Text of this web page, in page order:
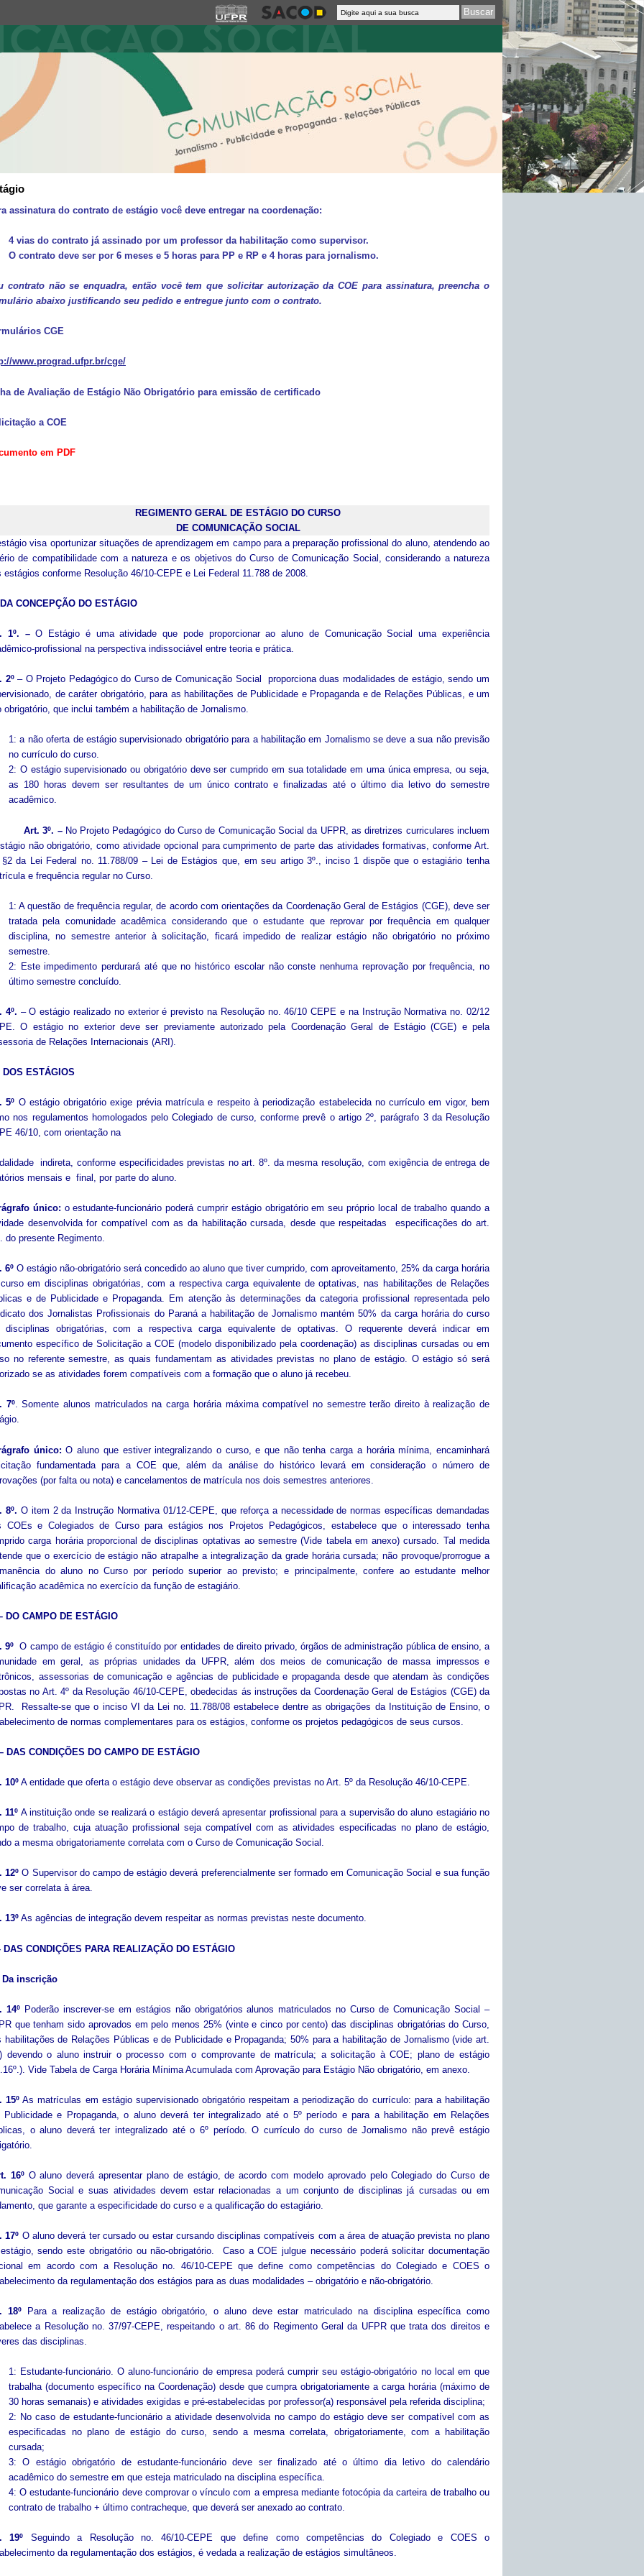
assinatura do contrato de estágio você deve entregar na coordenação:
4 vias do contrato já assinado por um professor da habilitação como supervisor.
O contrato deve ser por 6 meses e 5 horas para PP e RP e 4 horas para jornalismo.
contrato não se enquadra, então você tem que solicitar autorização da COE para assinatura, preencha o
abaixo justificando seu pedido e entregue junto com o contrato.
CGE
www.prograd.ufpr.br/cge/
de Avaliação de Estágio Não Obrigatório para emissão de certificado
a COE
em PDF
REGIMENTO GERAL DE ESTÁGIO DO CURSO
DE COMUNICAÇÃO SOCIAL
visa oportunizar situações de aprendizagem em campo para a preparação profissional do aluno, atendendo ao
de compatibilidade com a natureza e os objetivos do Curso de Comunicação Social, considerando a natureza
estágios conforme Resolução 46/10-CEPE e Lei Federal 11.788 de 2008.
DA CONCEPÇÃO DO ESTÁGIO
1º. –O Estágio é uma atividade que pode proporcionar ao aluno de Comunicação Social uma experiência
profissional na perspectiva indissociável entre teoria e prática.
2º– O Projeto Pedagógico do Curso de Comunicação Social proporciona duas modalidades de estágio, sendo um
de caráter obrigatório, para as habilitações de Publicidade e Propaganda e de Relações Públicas, e um
obrigatório, que inclui também a habilitação de Jornalismo.
1: a não oferta de estágio supervisionado obrigatório para a habilitação em Jornalismo se deve a sua não previsão
no currículo do curso.
2: O estágio supervisionado ou obrigatório deve ser cumprido em sua totalidade em uma única empresa, ou seja,
as 180 horas devem ser resultantes de um único contrato e finalizadas até o último dia letivo do semestre
acadêmico.
3º. – No Projeto Pedagógico do Curso de Comunicação Social da UFPR, as diretrizes curriculares incluem
não obrigatório, como atividade opcional para cumprimento de parte das atividades formativas, conforme Art.
§2 da Lei Federal no. 11.788/09 – Lei de Estágios que, em seu artigo 3º., inciso 1 dispõe que o estagiário tenha
e frequência regular no Curso.
1: A questão de frequência regular, de acordo com orientações da Coordenação Geral de Estágios (CGE), deve ser
tratada pela comunidade acadêmica considerando que o estudante que reprovar por frequência em qualquer
disciplina, no semestre anterior à solicitação, ficará impedido de realizar estágio não obrigatório no próximo
semestre.
2: Este impedimento perdurará até que no histórico escolar não conste nenhuma reprovação por frequência, no
último semestre concluído.
4º. – O estágio realizado no exterior é previsto na Resolução no. 46/10 CEPE e na Instrução Normativa no. 02/12
O estágio no exterior deve ser previamente autorizado pela Coordenação Geral de Estágio (CGE) e pela
de Relações Internacionais (ARI).
DOS ESTÁGIOS
5º O estágio obrigatório exige prévia matrícula e respeito à periodização estabelecida no currículo em vigor, bem
nos regulamentos homologados pelo Colegiado de curso, conforme prevê o artigo 2º, parágrafo 3 da Resolução
46/10, com orientação na
indireta, conforme especificidades previstas no art. 8º. da mesma resolução, com exigência de entrega de
mensais e final, por parte do aluno.
único: o estudante-funcionário poderá cumprir estágio obrigatório em seu próprio local de trabalho quando a
desenvolvida for compatível com as da habilitação cursada, desde que respeitadas especificações do art.
do presente Regimento.
6º O estágio não-obrigatório será concedido ao aluno que tiver cumprido, com aproveitamento, 25% da carga horária
em disciplinas obrigatórias, com a respectiva carga equivalente de optativas, nas habilitações de Relações
e de Publicidade e Propaganda. Em atenção às determinações da categoria profissional representada pelo
dos Jornalistas Profissionais do Paraná a habilitação de Jornalismo mantém 50% da carga horária do curso
disciplinas obrigatórias, com a respectiva carga equivalente de optativas. O requerente deverá indicar em
específico de Solicitação a COE (modelo disponibilizado pela coordenação) as disciplinas cursadas ou em
no referente semestre, as quais fundamentam as atividades previstas no plano de estágio. O estágio só será
se as atividades forem compatíveis com a formação que o aluno já recebeu.
7º. Somente alunos matriculados na carga horária máxima compatível no semestre terão direito à realização de
único: O aluno que estiver integralizando o curso, e que não tenha carga a horária mínima, encaminhará
fundamentada para a COE que, além da análise do histórico levará em consideração o número de
(por falta ou nota) e cancelamentos de matrícula nos dois semestres anteriores.
8º. O item 2 da Instrução Normativa 01/12-CEPE, que reforça a necessidade de normas específicas demandadas
COEs e Colegiados de Curso para estágios nos Projetos Pedagógicos, estabelece que o interessado tenha
carga horária proporcional de disciplinas optativas ao semestre (Vide tabela em anexo) cursado. Tal medida
que o exercício de estágio não atrapalhe a integralização da grade horária cursada; não provoque/prorrogue a
do aluno no Curso por período superior ao previsto; e principalmente, confere ao estudante melhor
acadêmica no exercício da função de estagiário.
DO CAMPO DE ESTÁGIO
9º O campo de estágio é constituído por entidades de direito privado, órgãos de administração pública de ensino, a
em geral, as próprias unidades da UFPR, além dos meios de comunicação de massa impressos e
assessorias de comunicação e agências de publicidade e propaganda desde que atendam às condições
no Art. 4º da Resolução 46/10-CEPE, obedecidas ás instruções da Coordenação Geral de Estágios (CGE) da
Ressalte-se que o inciso VI da Lei no. 11.788/08 estabelece dentre as obrigações da Instituição de Ensino, o
de normas complementares para os estágios, conforme os projetos pedagógicos de seus cursos.
DAS CONDIÇÕES DO CAMPO DE ESTÁGIO
10ºA entidade que oferta o estágio deve observar as condições previstas no Art. 5º da Resolução 46/10-CEPE.
11º A instituição onde se realizará o estágio deverá apresentar profissional para a supervisão do aluno estagiário no
de trabalho, cuja atuação profissional seja compatível com as atividades especificadas no plano de estágio,
a mesma obrigatoriamente correlata com o Curso de Comunicação Social.
12º O Supervisor do campo de estágio deverá preferencialmente ser formado em Comunicação Social e sua função
ser correlata à área.
13ºAs agências de integração devem respeitar as normas previstas neste documento.
DAS CONDIÇÕES PARA REALIZAÇÃO DO ESTÁGIO
Da inscrição
14ºPoderão inscrever-se em estágios não obrigatórios alunos matriculados no Curso de Comunicação Social –
que tenham sido aprovados em pelo menos 25% (vinte e cinco por cento) das disciplinas obrigatórias do Curso,
habilitações de Relações Públicas e de Publicidade e Propaganda; 50% para a habilitação de Jornalismo (vide art.
devendo o aluno instruir o processo com o comprovante de matrícula; a solicitação à COE; plano de estágio
Vide Tabela de Carga Horária Mínima Acumulada com Aprovação para Estágio Não obrigatório, em anexo.
15º As matrículas em estágio supervisionado obrigatório respeitam a periodização do currículo: para a habilitação
Publicidade e Propaganda, o aluno deverá ter integralizado até o 5º período e para a habilitação em Relações
o aluno deverá ter integralizado até o 6º período. O currículo do curso de Jornalismo não prevê estágio
16ºO aluno deverá apresentar plano de estágio, de acordo com modelo aprovado pelo Colegiado do Curso de
Social e suas atividades devem estar relacionadas a um conjunto de disciplinas já cursadas ou em
que garante a especificidade do curso e a qualificação do estagiário.
17º O aluno deverá ter cursado ou estar cursando disciplinas compatíveis com a área de atuação prevista no plano
sendo este obrigatório ou não-obrigatório. Caso a COE julgue necessário poderá solicitar documentação
em acordo com a Resolução no. 46/10-CEPE que define como competências do Colegiado e COES o
da regulamentação dos estágios para as duas modalidades – obrigatório e não-obrigatório.
18ºPara a realização de estágio obrigatório, o aluno deve estar matriculado na disciplina específica como
a Resolução no. 37/97-CEPE, respeitando o art. 86 do Regimento Geral da UFPR que trata dos direitos e
das disciplinas.
1: Estudante-funcionário. O aluno-funcionário de empresa poderá cumprir seu estágio-obrigatório no local em que
trabalha (documento específico na Coordenação) desde que cumpra obrigatoriamente a carga horária (máximo de
30 horas semanais) e atividades exigidas e pré-estabelecidas por professor(a) responsável pela referida disciplina;
2: No caso de estudante-funcionário a atividade desenvolvida no campo do estágio deve ser compatível com as
especificadas no plano de estágio do curso, sendo a mesma correlata, obrigatoriamente, com a habilitação
cursada;
3: O estágio obrigatório de estudante-funcionário deve ser finalizado até o último dia letivo do calendário
acadêmico do semestre em que esteja matriculado na disciplina específica.
4: O estudante-funcionário deve comprovar o vínculo com a empresa mediante fotocópia da carteira de trabalho ou
contrato de trabalho + último contracheque, que deverá ser anexado ao contrato.
19º Seguindo a Resolução no. 46/10-CEPE que define como competências do Colegiado e COES o
da regulamentação dos estágios, é vedada a realização de estágios simultâneos.